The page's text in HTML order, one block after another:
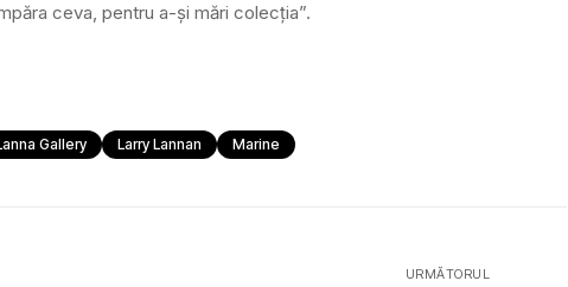
ceva, pentru a-și mări colecția”.
Gallery Larry Lannan Marine
URMĂTORUL